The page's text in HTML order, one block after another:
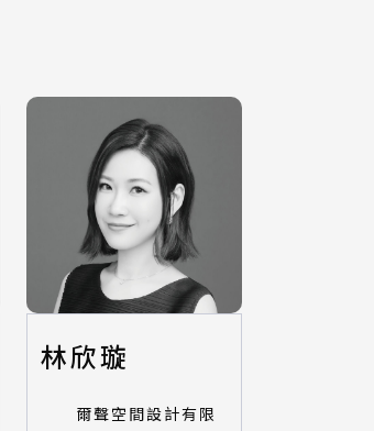
林欣璇
爾聲空間設計有限